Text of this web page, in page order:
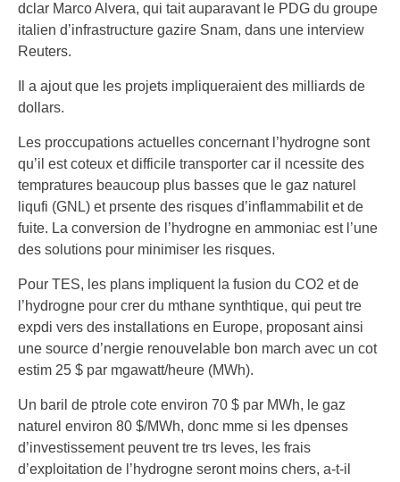
dclar Marco Alvera, qui tait auparavant le PDG du groupe
italien d’infrastructure gazire Snam, dans une interview
Reuters.
Il a ajout que les projets impliqueraient des milliards de
dollars.
Les proccupations actuelles concernant l’hydrogne sont
qu’il est coteux et difficile transporter car il ncessite des
tempratures beaucoup plus basses que le gaz naturel
liqufi (GNL) et prsente des risques d’inflammabilit et de
fuite. La conversion de l’hydrogne en ammoniac est l’une
des solutions pour minimiser les risques.
Pour TES, les plans impliquent la fusion du CO2 et de
l’hydrogne pour crer du mthane synthtique, qui peut tre
expdi vers des installations en Europe, proposant ainsi
une source d’nergie renouvelable bon march avec un cot
estim 25 $ par mgawatt/heure (MWh).
Un baril de ptrole cote environ 70 $ par MWh, le gaz
naturel environ 80 $/MWh, donc mme si les dpenses
d’investissement peuvent tre trs leves, les frais
d’exploitation de l’hydrogne seront moins chers, a-t-il